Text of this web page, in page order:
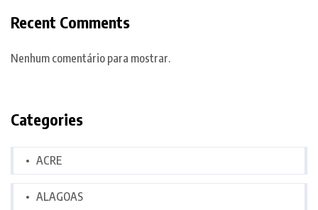
Recent Comments
Nenhum comentário para mostrar.
Categories
ACRE
ALAGOAS